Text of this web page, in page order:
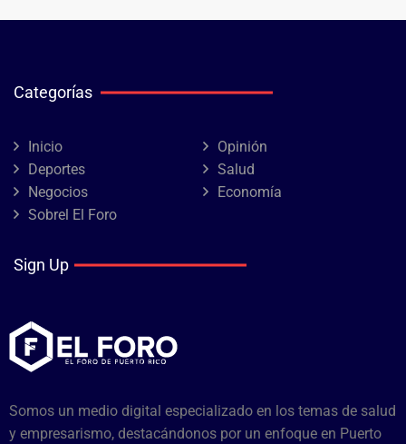
Categorías
Inicio
Opinión
Deportes
Salud
Negocios
Economía
Sobrel El Foro
Sign Up
Somos un medio digital especializado en los temas de salud
y empresarismo, destacándonos por un enfoque en Puerto